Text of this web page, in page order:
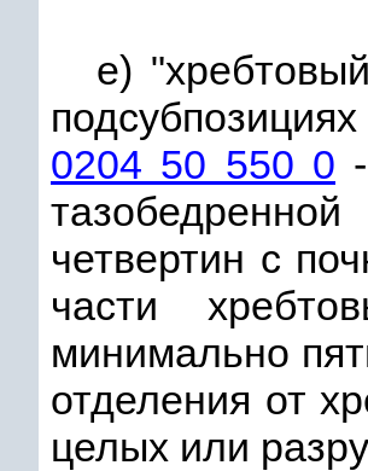
е)
0204 50 550 0
четвертин с
части
минимально
отделения от
целых или